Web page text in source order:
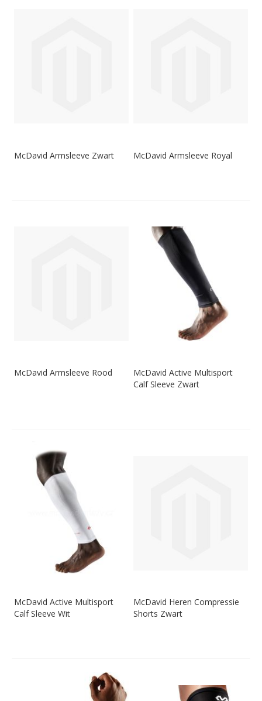
McDavid Armsleeve Zwart McDavid Armsleeve Royal
McDavid Armsleeve Rood
McDavid Active Multisport
Calf Sleeve Zwart
McDavid Active Multisport
Calf Sleeve Wit
McDavid Heren Compressie
Shorts Zwart